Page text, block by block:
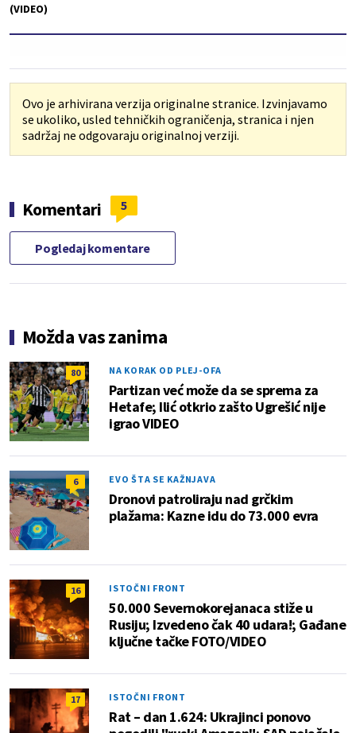
(VIDEO)
Ovo je arhivirana verzija originalne stranice. Izvinjavamo
se ukoliko, usled tehničkih ograničenja, stranica i njen
sadržaj ne odgovaraju originalnoj verziji.
Komentari 5
Pogledaj komentare
Možda vas zanima
80 NA KORAK OD PLEJ-OFA
Partizan već može da se sprema za
Hetafe; Ilić otkrio zašto Ugrešić nije
igrao VIDEO
6 EVO ŠTA SE KAŽNJAVA
Dronovi patroliraju nad grčkim
plažama: Kazne idu do 73.000 evra
16 ISTOČNI FRONT
50.000 Severnokorejanaca stiže u
Rusiju; Izvedeno čak 40 udara!; Gađane
ključne tačke FOTO/VIDEO
17 ISTOČNI FRONT
Rat – dan 1.624: Ukrajinci ponovo